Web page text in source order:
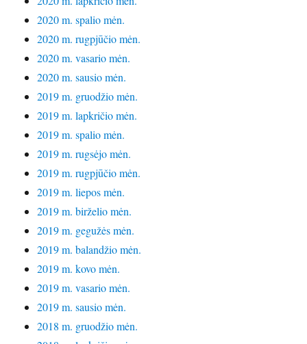
2020 m. spalio mėn.
2020 m. rugpjūčio mėn.
2020 m. vasario mėn.
2020 m. sausio mėn.
2019 m. gruodžio mėn.
2019 m. lapkričio mėn.
2019 m. spalio mėn.
2019 m. rugsėjo mėn.
2019 m. rugpjūčio mėn.
2019 m. liepos mėn.
2019 m. birželio mėn.
2019 m. gegužės mėn.
2019 m. balandžio mėn.
2019 m. kovo mėn.
2019 m. vasario mėn.
2019 m. sausio mėn.
2018 m. gruodžio mėn.